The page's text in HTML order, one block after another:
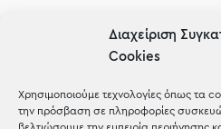
Διαχείριση
Cookies
Χρησιμοποιούμε τεχνολογίες όπως τα
την πρόσβαση σε πληροφορίες
OUR
Μέχρι